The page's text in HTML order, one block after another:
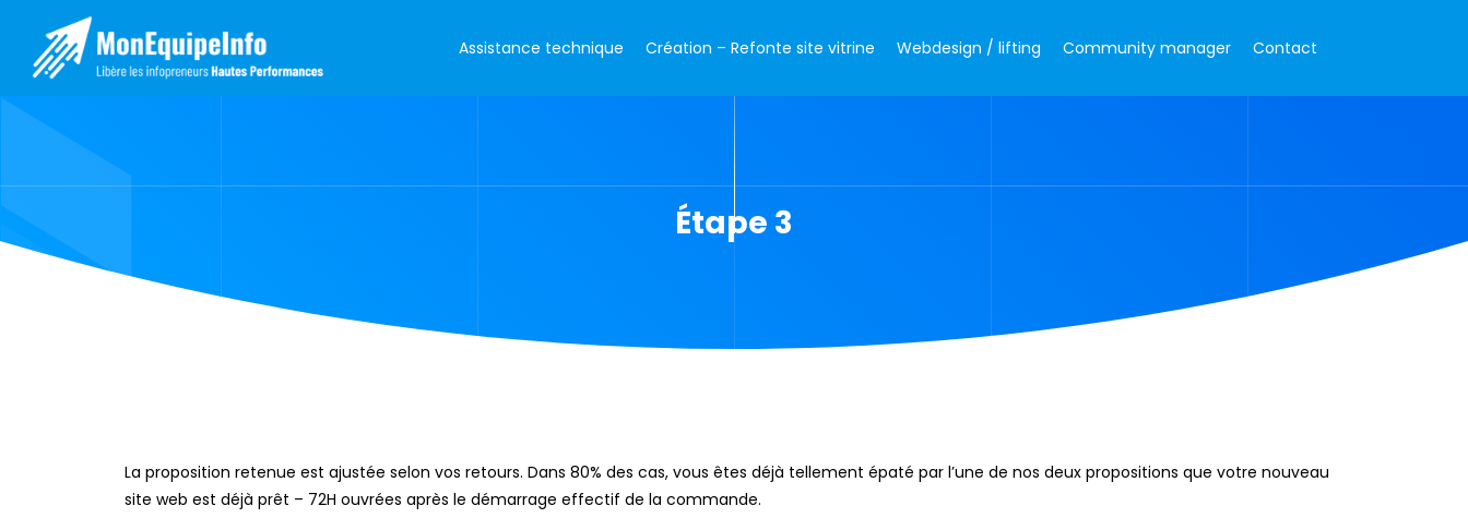
Assistance technique Création – Refonte site vitrine Webdesign / lifting Community manager Contact
Étape 3
La proposition retenue est ajustée selon vos retours. Dans 80% des cas, vous êtes déjà tellement épaté par l’une de nos deux propositions que votre nouveau
site web est déjà prêt – 72H ouvrées après le démarrage effectif de la commande.